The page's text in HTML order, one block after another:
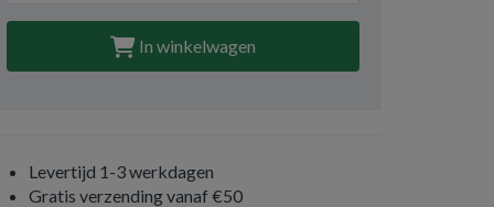
In winkelwagen
Levertijd 1-3 werkdagen
Gratis verzending vanaf €50